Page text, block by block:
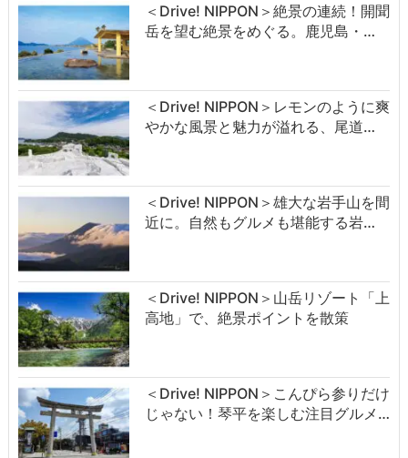
＜Drive! NIPPON＞絶景の連続！開聞
岳を望む絶景をめぐる。鹿児島・…
＜Drive! NIPPON＞レモンのように爽
やかな風景と魅力が溢れる、尾道…
＜Drive! NIPPON＞雄大な岩手山を間
近に。自然もグルメも堪能する岩…
＜Drive! NIPPON＞山岳リゾート「上
高地」で、絶景ポイントを散策
＜Drive! NIPPON＞こんぴら参りだけ
じゃない！琴平を楽しむ注目グルメ…